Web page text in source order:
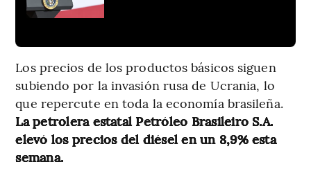
Los precios de los productos básicos siguen
subiendo por la invasión rusa de Ucrania, lo
que repercute en toda la economía brasileña.
La petrolera estatal Petróleo Brasileiro S.A.
elevó los precios del diésel en un 8,9% esta
semana.